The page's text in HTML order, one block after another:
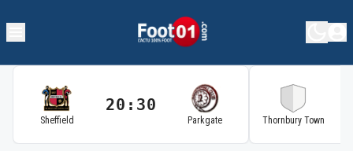
Sheffield
20:30
Parkgate Thornbury Town